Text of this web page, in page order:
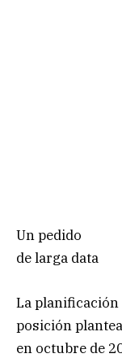
Un pedido
de larga data
La planificación
posición
en octubre de